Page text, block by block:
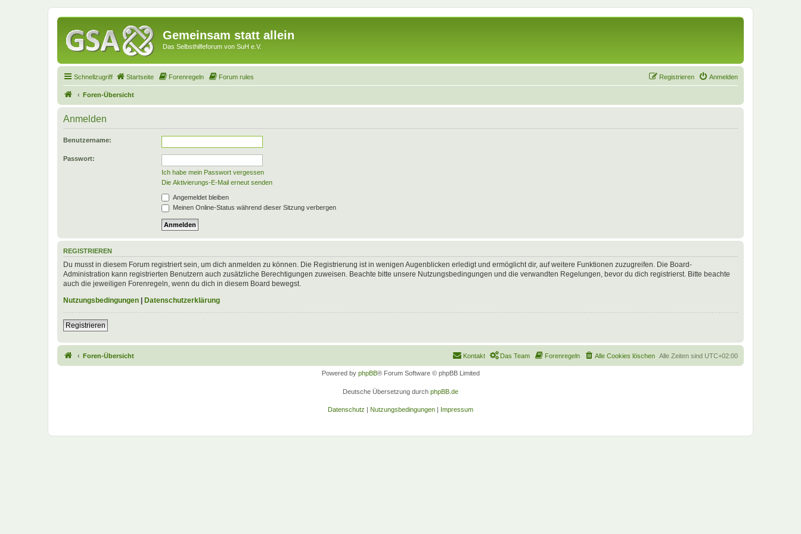
Gemeinsam statt allein
Das Selbsthilfeforum von SuH e.V.
Schnellzugriff Startseite Forenregeln Forum rules Anmelden
Registrieren
Foren-Übersicht
Anmelden
Benutzername:
Passwort:
Ich habe mein Passwort vergessen
Die Aktivierungs-E-Mail erneut senden
Angemeldet bleiben
Meinen Online-Status während dieser Sitzung verbergen
REGISTRIEREN
Du musst in diesem Forum registriert sein, um dich anmelden zu können. Die Registrierung ist in wenigen Augenblicken erledigt und ermöglicht dir, auf weitere Funktionen zuzugreifen. Die Board-
Administration kann registrierten Benutzern auch zusätzliche Berechtigungen zuweisen. Beachte bitte unsere Nutzungsbedingungen und die verwandten Regelungen, bevor du dich registrierst. Bitte beachte
auch die jeweiligen Forenregeln, wenn du dich in diesem Board bewegst.
Nutzungsbedingungen
Datenschutzerklärung
Registrieren
Foren-Übersicht Alle Zeiten sind UTC+02:00
Alle Cookies löschen
Forenregeln
Das Team
Kontakt
Powered by phpBB® Forum Software © phpBB Limited
Deutsche Übersetzung durch phpBB.de
Datenschutz Nutzungsbedingungen Impressum